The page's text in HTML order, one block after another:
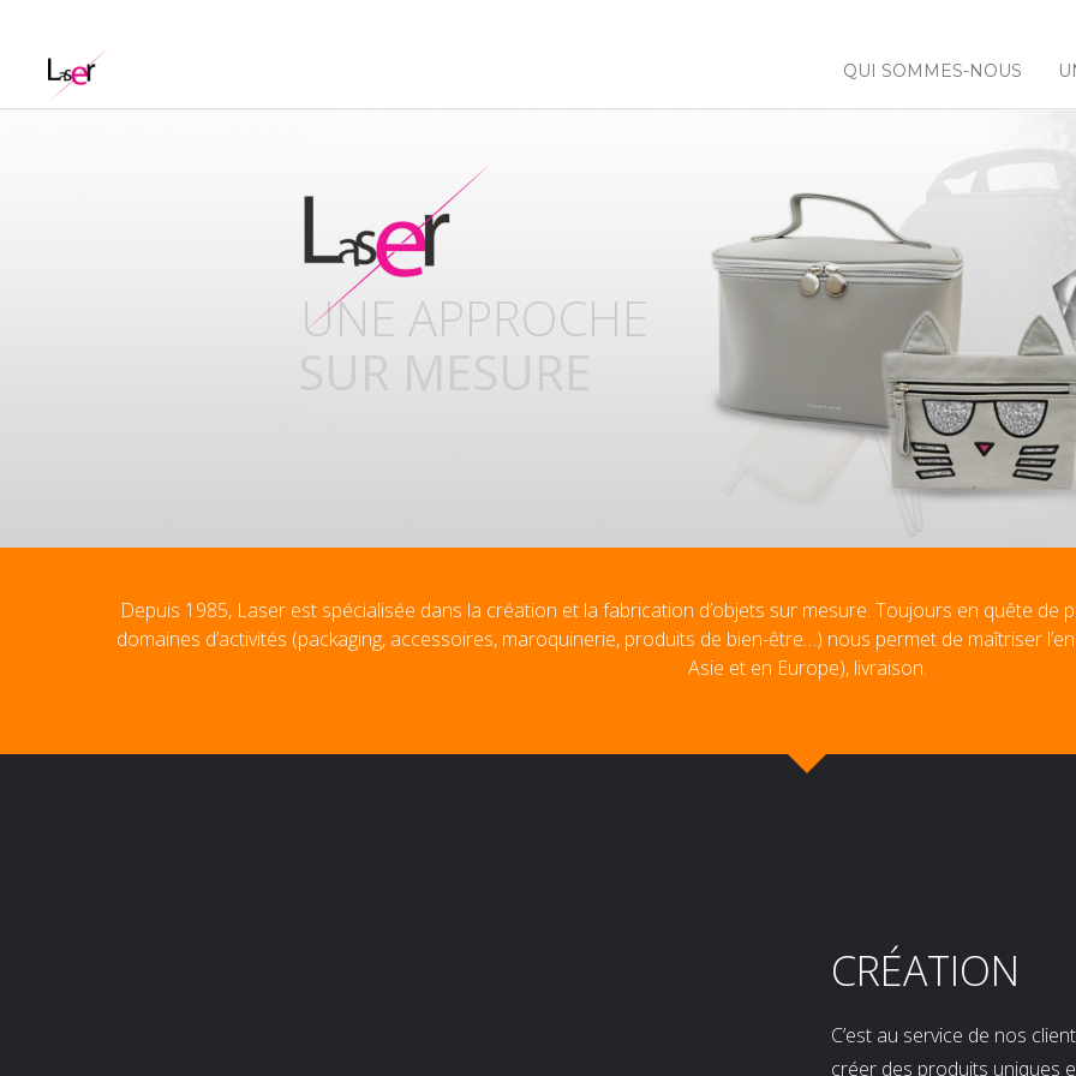
QUI SOMMES-NOUS
COMPETENCES
UNISSONS NOS
Depuis 1985, Laser est spécialisée dans la création et la fabrication d’objets sur mesure. Toujours en quête
domaines d’activités (packaging, accessoires, maroquinerie, produits de bien-être…) nous permet de maîtriser
Asie et en Europe), livraison.
CRÉATION
C’est au service de nos
créer des produits uniques